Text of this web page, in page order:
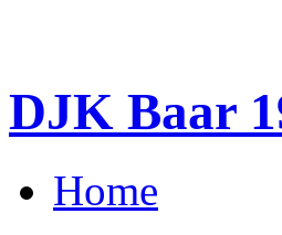
DJK Baar
Home